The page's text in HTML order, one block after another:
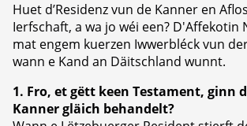
Huet d’Residenz vun de Kanner en
Ierfschaft, a wa jo wéi een? D'Affekotin
mat engem kuerzen Iwwerbléck vun
wann e Kand an Däitschland wunnt.
1. Fro, et gëtt keen Testament, ginn
Kanner gläich behandelt?